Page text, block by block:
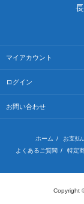
マイアカウント
ログイン
お問い合わせ
ホーム / お支払
よくあるご質問 / 特定
Copyright